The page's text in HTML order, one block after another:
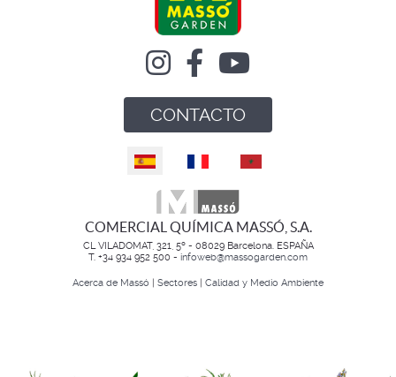
CONTACTO
Seleccione su idioma
COMERCIAL QUÍMICA MASSÓ, S.A.
CL VILADOMAT, 321, 5º - 08029 Barcelona. ESPAÑA
T. +34 934 952 500 - infoweb@massogarden.com
Acerca de Massó Sectores Calidad y Medio Ambiente